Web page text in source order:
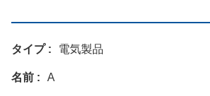
タイプ 電気製品
名前 A